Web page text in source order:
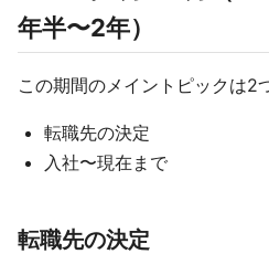
年半〜2年）
この期間のメイントピックは2
転職先の決定
入社〜現在まで
転職先の決定